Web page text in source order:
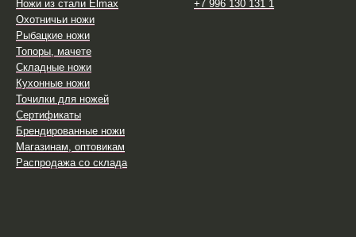
Ножи из стали Elmax
Охотничьи ножи
Рыбацкие ножи
Топоры, мачете
Складные ножи
Кухонные ножи
Точилки для ножей
Сертификаты
Брендированные ножи
Магазинам, оптовикам
Распродажа со склада
+7 996 130 131 1